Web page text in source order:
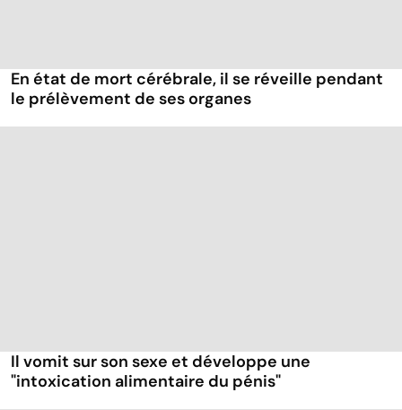
En état de mort cérébrale, il se réveille pendant
le prélèvement de ses organes
Il vomit sur son sexe et développe une
"intoxication alimentaire du pénis"